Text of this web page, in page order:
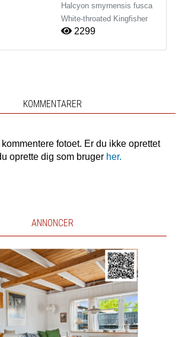
Halcyon smyrnensis fusca
White-throated Kingfisher
2299
KOMMENTARER
fotoet. Er du ikke oprettet
oprette dig som bruger her.
ANNONCER